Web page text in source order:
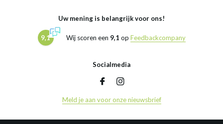
Uw mening is belangrijk voor ons!
9,1 Wij scoren een 9,1 op Feedbackcompany
Socialmedia
Meld je aan voor onze nieuwsbrief